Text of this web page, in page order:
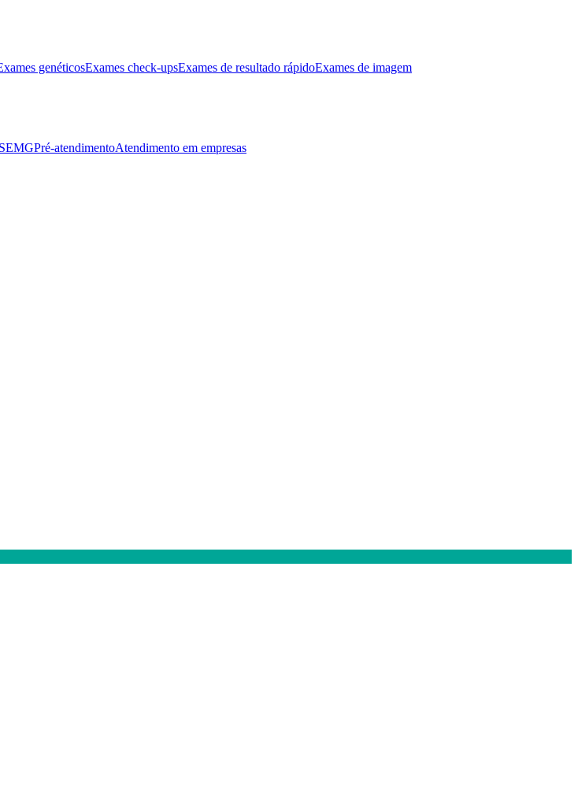
genéticosExames check-upsExames de resultado rápidoExames de imagem
Pré-atendimentoAtendimento em empresas